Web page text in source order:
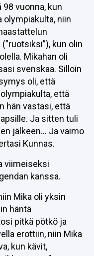
vuonna, kun
olympiakulta, niin
kun olin
Mikahan oli
svenskaa. Silloin
oli, että
että
hän vastasi, että
Ja sitten tuli
jälkeen… Ja vaimo
Kunnas.
viimeiseksi
kanssa.
Mika oli yksin
häntä
pitkä pötkö ja
erottiin, niin Mika
kun kävit,